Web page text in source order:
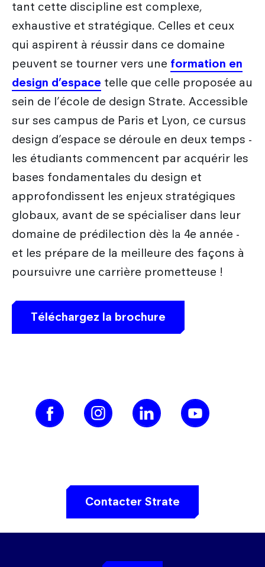
tant cette discipline est complexe,
exhaustive et stratégique. Celles et ceux
qui aspirent à réussir dans ce domaine
peuvent se tourner vers une formation en
design d’espace telle que celle proposée au
sein de l’école de design Strate. Accessible
sur ses campus de Paris et Lyon, ce cursus
design d’espace se déroule en deux temps -
les étudiants commencent par acquérir les
bases fondamentales du design et
approfondissent les enjeux stratégiques
globaux, avant de se spécialiser dans leur
domaine de prédilection dès la 4e année -
et les prépare de la meilleure des façons à
poursuivre une carrière prometteuse !
Téléchargez la brochure
Contacter Strate